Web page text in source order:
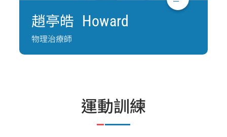
趙亭皓 Howard
物理治療師
運動訓練